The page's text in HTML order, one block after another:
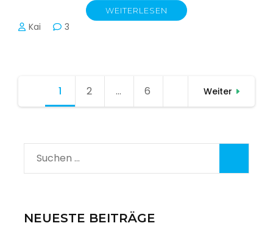
WEITERLESEN
Kai 3
Seitennummerierung
1 Seite
2 … Seite
6 Weiter
Suchen
nach:
NEUESTE BEITRÄGE